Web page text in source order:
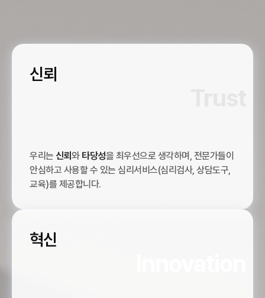
신뢰
우리는 신뢰와 타당성을 최우선으로 생각하며, 전문가들이
안심하고 사용할 수 있는 심리서비스(심리검사, 상담도구,
교육)를 제공합니다.
혁신